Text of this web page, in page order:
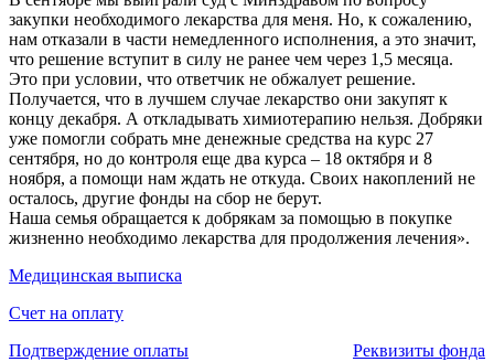
закупки необходимого лекарства для меня. Но, к сожалению,
нам отказали в части немедленного исполнения, а это значит,
что решение вступит в силу не ранее чем через 1,5 месяца.
Это при условии, что ответчик не обжалует решение.
Получается, что в лучшем случае лекарство они закупят к
концу декабря. А откладывать химиотерапию нельзя. Добряки
уже помогли собрать мне денежные средства на курс 27
сентября, но до контроля еще два курса – 18 октября и 8
ноября, а помощи нам ждать не откуда. Своих накоплений не
осталось, другие фонды на сбор не берут.
Наша семья обращается к добрякам за помощью в покупке
жизненно необходимо лекарства для продолжения лечения».
Медицинская выписка
Счет на оплату
Подтверждение оплаты
Реквизиты фонда